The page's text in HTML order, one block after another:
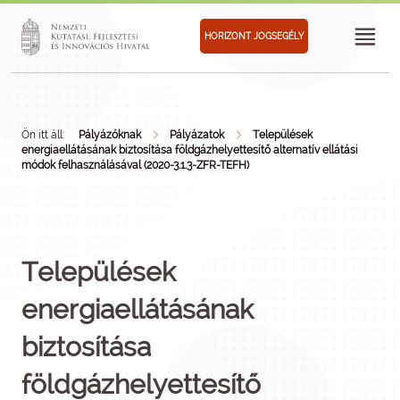
HORIZONT JOGSEGÉLY
Ön itt áll: Pályázóknak Pályázatok
Települések
energiaellátásának biztosítása földgázhelyettesítő alternatív ellátási
módok felhasználásával (2020-3.1.3-ZFR-TEFH)
Települések
energiaellátásának
biztosítása
földgázhelyettesítő